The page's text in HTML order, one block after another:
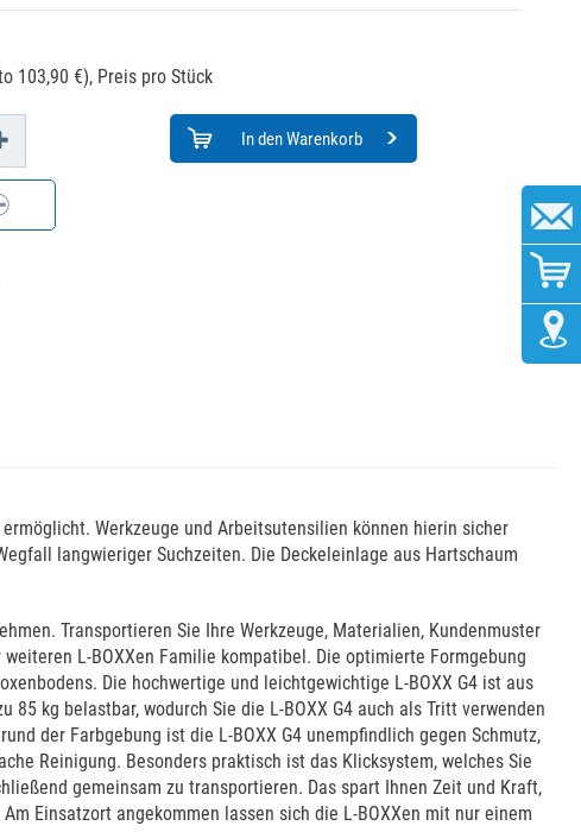
103,90 €), Preis pro Stück
In den Warenkorb
Werkzeuge und Arbeitsutensilien können hierin sicher
langwieriger Suchzeiten. Die Deckeleinlage aus Hartschaum
Transportieren Sie Ihre Werkzeuge, Materialien, Kundenmuster
L-BOXXen Familie kompatibel. Die optimierte Formgebung
Die hochwertige und leichtgewichtige L-BOXX G4 ist aus
kg belastbar, wodurch Sie die L-BOXX G4 auch als Tritt verwenden
der Farbgebung ist die L-BOXX G4 unempfindlich gegen Schmutz,
Reinigung. Besonders praktisch ist das Klicksystem, welches Sie
gemeinsam zu transportieren. Das spart Ihnen Zeit und Kraft,
Einsatzort angekommen lassen sich die L-BOXXen mit nur einem